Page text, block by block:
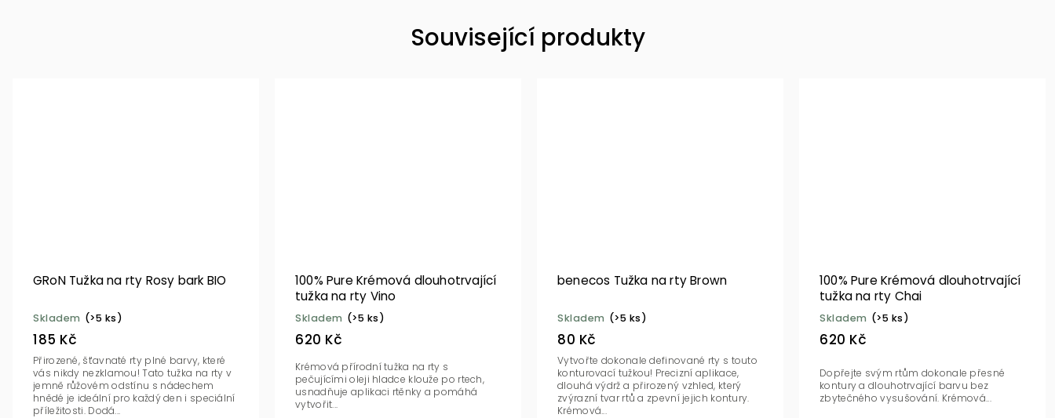
Související produkty
GRoN Tužka na rty Rosy bark BIO
Skladem (>5 ks)
185 Kč
Přirozené, šťavnaté rty plné barvy, které
vás nikdy nezklamou! Tato tužka na rty v
jemně růžovém odstínu s nádechem
hnědé je ideální pro každý den i speciální
příležitosti. Dodá...
100% Pure Krémová dlouhotrvající
tužka na rty Vino
Skladem (>5 ks)
620 Kč
Krémová přírodní tužka na rty s
pečujícími oleji hladce klouže po rtech,
usnadňuje aplikaci rtěnky a pomáhá
vytvořit...
benecos Tužka na rty Brown
Skladem (>5 ks)
80 Kč
Vytvořte dokonale definované rty s touto
konturovací tužkou! Precizní aplikace,
dlouhá výdrž a přirozený vzhled, který
zvýrazní tvar rtů a zpevní jejich kontury.
Krémová...
100% Pure Krémová dlouhotrvající
tužka na rty Chai
Skladem (>5 ks)
620 Kč
Dopřejte svým rtům dokonale přesné
kontury a dlouhotrvající barvu bez
zbytečného vysušování. Krémová...